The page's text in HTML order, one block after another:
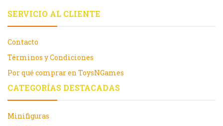
SERVICIO AL CLIENTE
Contacto
Términos y Condiciones
Por qué comprar en ToysNGames
CATEGORÍAS DESTACADAS
Minifiguras